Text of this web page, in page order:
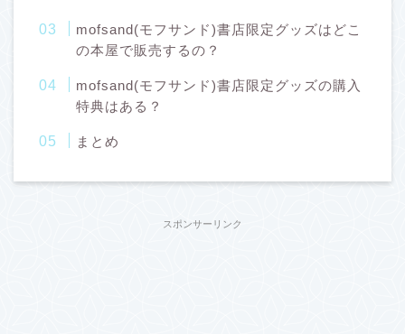
mofsand(モフサンド)書店限定グッズはどこ
の本屋で販売するの？
mofsand(モフサンド)書店限定グッズの購入
特典はある？
まとめ
スポンサーリンク